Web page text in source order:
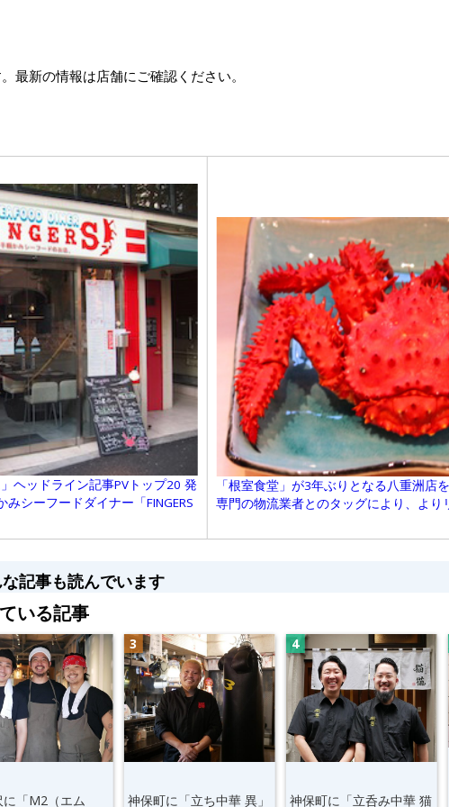
最新の情報は店舗にご確認ください。
ヘッドライン記事PVトップ20 発
シーフードダイナー「FINGERS
「根室食堂」が3年ぶりとなる八重洲店
専門の物流業者とのタッグにより、よ
記事も読んでいます
いる記事
に「M2（エム 神保町に「立ち中華 異」 神保町に「立呑み中華 猫